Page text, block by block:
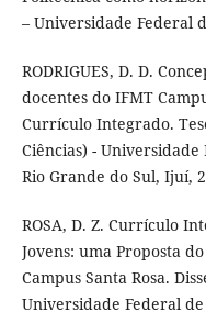
– Universidade Federal
RODRIGUES, D. D.
docentes do IFMT
Currículo Integrado.
Ciências) -
Rio Grande do Sul, Ijuí,
ROSA, D. Z. Currículo
Jovens: uma Proposta
Campus Santa Rosa.
Universidade Federal